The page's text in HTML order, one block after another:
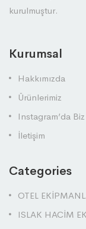
kurulmuştur.
Kurumsal
Hakkımızda
Ürünlerimiz
Instagram’da Biz
İletişim
Categories
OTEL
ISLAK HACİM